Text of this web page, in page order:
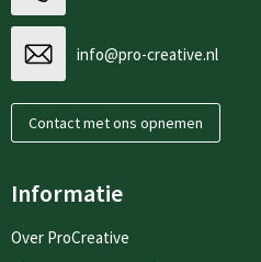
info@pro-creative.nl
Contact met ons opnemen
Informatie
Over ProCreative